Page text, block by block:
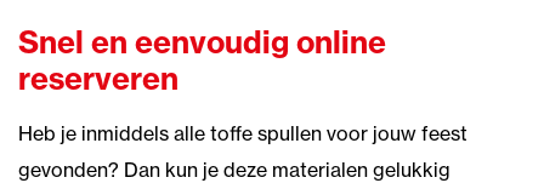
Snel en eenvoudig online
reserveren
Heb je inmiddels alle toffe spullen voor jouw feest
gevonden? Dan kun je deze materialen gelukkig